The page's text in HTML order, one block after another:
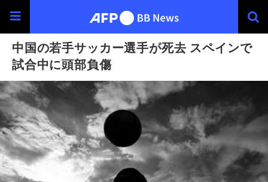
中国の若手サッカー選手が死去 スペインで
試合中に頭部負傷